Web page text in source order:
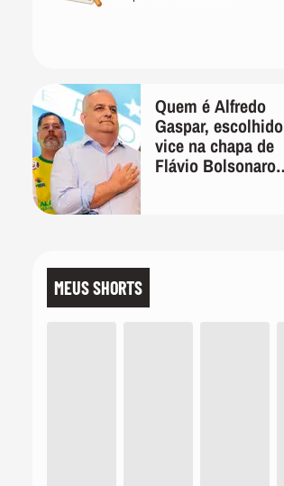
Quem é Alfredo
Gaspar, escolhido
vice na chapa de
Flávio Bolsonaro
MEUS SHORTS